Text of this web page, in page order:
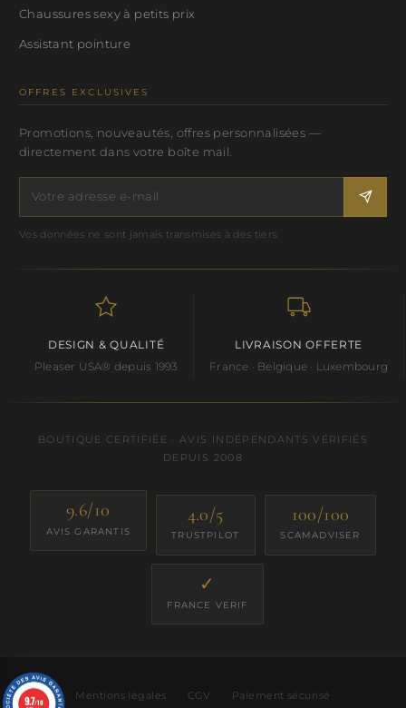
Chaussures sexy à petits prix
Assistant pointure
OFFRES EXCLUSIVES
Promotions, nouveautés, offres personnalisées —
directement dans votre boîte mail.
Vos données ne sont jamais transmises à des tiers.
DESIGN & QUALITÉ
Pleaser USA® depuis 1993
LIVRAISON OFFERTE
France · Belgique · Luxembourg
BOUTIQUE CERTIFIÉE · AVIS INDÉPENDANTS VÉRIFIÉS
DEPUIS 2008
9.6/10
AVIS GARANTIS
4.0/5
TRUSTPILOT
100/100
SCAMADVISER
✓
FRANCE VERIF
Mentions légales CGV Paiement sécurisé
9.7/10